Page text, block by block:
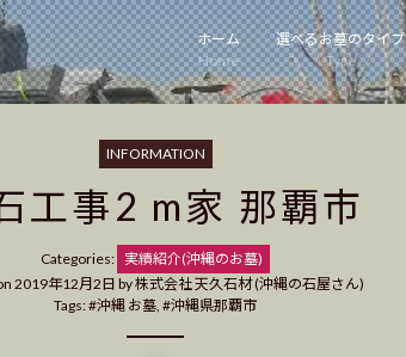
ホーム
Home
選べるお墓のタイプ
Type
INFORMATION
工事2 m家 那覇市
Categories: Categories
実績紹介(沖縄のお墓)
2019年12月2日 by株式会社 天久石材 (沖縄の石屋さん)
Tags: 沖縄 お墓, 沖縄県那覇市